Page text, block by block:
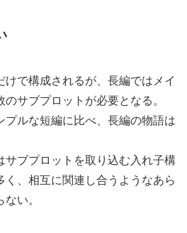
で構成されるが、長編ではメイ
サブプロットが必要となる。
プルな短編に比べ、長編の物語は
サブプロットを取り込む入れ子構
く、相互に関連し合うようなあら
い。